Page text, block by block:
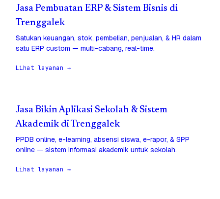
Jasa Pembuatan ERP & Sistem Bisnis di
Trenggalek
Satukan keuangan, stok, pembelian, penjualan, & HR dalam
satu ERP custom — multi-cabang, real-time.
Lihat layanan →
Jasa Bikin Aplikasi Sekolah & Sistem
Akademik di Trenggalek
PPDB online, e-learning, absensi siswa, e-rapor, & SPP
online — sistem informasi akademik untuk sekolah.
Lihat layanan →